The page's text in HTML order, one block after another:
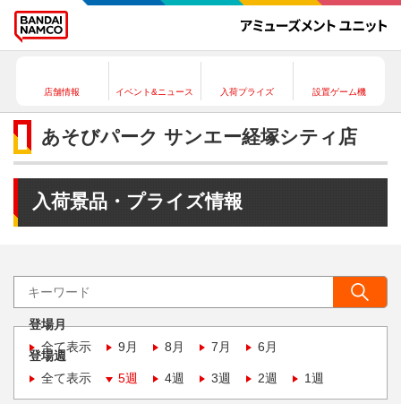
店舗情報 イベント&ニュース 入荷プライズ 設置ゲーム機
あそびパーク サンエー経塚シティ店
入荷景品・プライズ情報
登場月
全て表示
9月 8月 7月 6月
登場週
全て表示
5週 4週 3週 2週 1週